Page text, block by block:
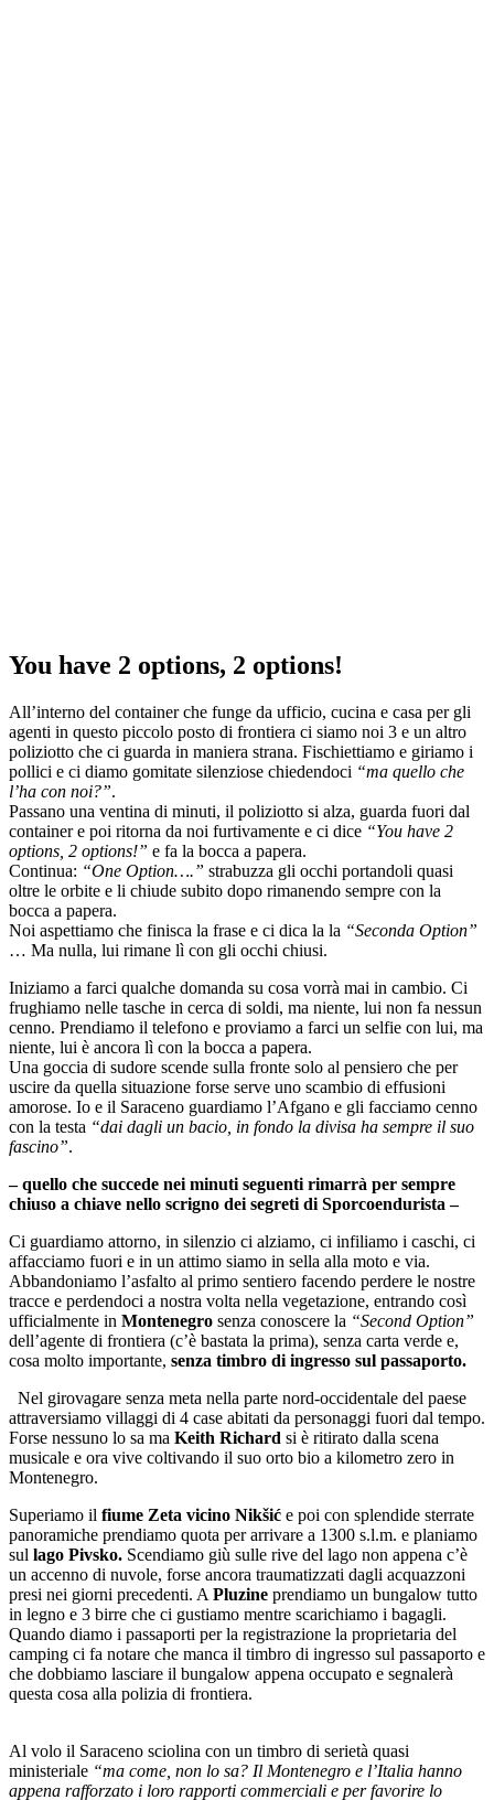
You have 2 options, 2 options!
All’interno del container che funge da ufficio, cucina e casa per gli
agenti in questo piccolo posto di frontiera ci siamo noi 3 e un altro
poliziotto che ci guarda in maniera strana. Fischiettiamo e giriamo i
pollici e ci diamo gomitate silenziose chiedendoci “ma quello che
l’ha con noi?”.
Passano una ventina di minuti, il poliziotto si alza, guarda fuori dal
container e poi ritorna da noi furtivamente e ci dice “You have 2
options, 2 options!” e fa la bocca a papera.
Continua: “One Option….” strabuzza gli occhi portandoli quasi
oltre le orbite e li chiude subito dopo rimanendo sempre con la
bocca a papera.
Noi aspettiamo che finisca la frase e ci dica la la “Seconda Option”
… Ma nulla, lui rimane lì con gli occhi chiusi.
Iniziamo a farci qualche domanda su cosa vorrà mai in cambio. Ci
frughiamo nelle tasche in cerca di soldi, ma niente, lui non fa nessun
cenno. Prendiamo il telefono e proviamo a farci un selfie con lui, ma
niente, lui è ancora lì con la bocca a papera.
Una goccia di sudore scende sulla fronte solo al pensiero che per
uscire da quella situazione forse serve uno scambio di effusioni
amorose. Io e il Saraceno guardiamo l’Afgano e gli facciamo cenno
con la testa “dai dagli un bacio, in fondo la divisa ha sempre il suo
fascino”.
– quello che succede nei minuti seguenti rimarrà per sempre
chiuso a chiave nello scrigno dei segreti di Sporcoendurista –
Ci guardiamo attorno, in silenzio ci alziamo, ci infiliamo i caschi, ci
affacciamo fuori e in un attimo siamo in sella alla moto e via.
Abbandoniamo l’asfalto al primo sentiero facendo perdere le nostre
tracce e perdendoci a nostra volta nella vegetazione, entrando così
ufficialmente in Montenegro senza conoscere la “Second Option”
dell’agente di frontiera (c’è bastata la prima), senza carta verde e,
cosa molto importante, senza timbro di ingresso sul passaporto.
Nel girovagare senza meta nella parte nord-occidentale del paese
attraversiamo villaggi di 4 case abitati da personaggi fuori dal tempo.
Forse nessuno lo sa ma Keith Richard si è ritirato dalla scena
musicale e ora vive coltivando il suo orto bio a kilometro zero in
Montenegro.
Superiamo il fiume Zeta vicino Nikšić e poi con splendide sterrate
panoramiche prendiamo quota per arrivare a 1300 s.l.m. e planiamo
sul lago Pivsko. Scendiamo giù sulle rive del lago non appena c’è
un accenno di nuvole, forse ancora traumatizzati dagli acquazzoni
presi nei giorni precedenti. A Pluzine prendiamo un bungalow tutto
in legno e 3 birre che ci gustiamo mentre scarichiamo i bagagli.
Quando diamo i passaporti per la registrazione la proprietaria del
camping ci fa notare che manca il timbro di ingresso sul passaporto e
che dobbiamo lasciare il bungalow appena occupato e segnalerà
questa cosa alla polizia di frontiera.
Al volo il Saraceno sciolina con un timbro di serietà quasi
ministeriale “ma come, non lo sa? Il Montenegro e l’Italia hanno
appena rafforzato i loro rapporti commerciali e per favorire lo